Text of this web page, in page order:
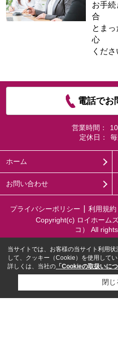
お手
合
とま
心
くださ
電話でお
営業時間：
定休日：
ホーム
お問い合わせ
プライバシーポリシー 利用規約
Copyright(c) ロイホーム
コ） All
当サイトでは、お客様の当サイト利用
して、クッキー（Cookie）を使用してい
詳しくは、当社の 「Cookieの取扱いにつ
閉じ